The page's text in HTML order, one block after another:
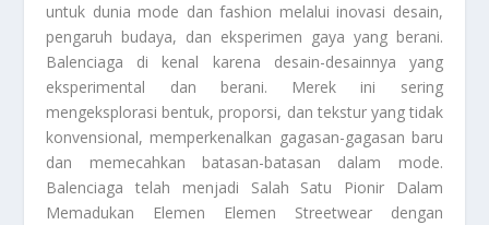
untuk dunia mode dan fashion melalui inovasi desain,
pengaruh budaya, dan eksperimen gaya yang berani.
Balenciaga di kenal karena desain-desainnya yang
eksperimental dan berani. Merek ini sering
mengeksplorasi bentuk, proporsi, dan tekstur yang tidak
konvensional, memperkenalkan gagasan-gagasan baru
dan memecahkan batasan-batasan dalam mode.
Balenciaga telah menjadi Salah Satu Pionir Dalam
Memadukan Elemen Elemen Streetweardengan